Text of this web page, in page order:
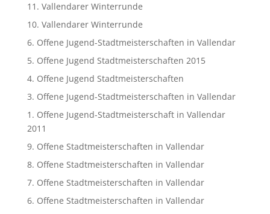
11. Vallendarer Winterrunde
10. Vallendarer Winterrunde
6. Offene Jugend-Stadtmeisterschaften in Vallendar
5. Offene Jugend Stadtmeisterschaften 2015
4. Offene Jugend Stadtmeisterschaften
3. Offene Jugend-Stadtmeisterschaften in Vallendar
1. Offene Jugend-Stadtmeisterschaft in Vallendar
2011
9. Offene Stadtmeisterschaften in Vallendar
8. Offene Stadtmeisterschaften in Vallendar
7. Offene Stadtmeisterschaften in Vallendar
6. Offene Stadtmeisterschaften in Vallendar